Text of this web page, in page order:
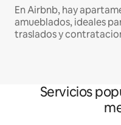
En Airbnb, hay
amueblados, ideales
traslados y
Servicios